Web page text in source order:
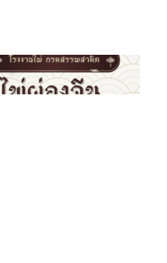
ให้
“ถูก
ประเภท”